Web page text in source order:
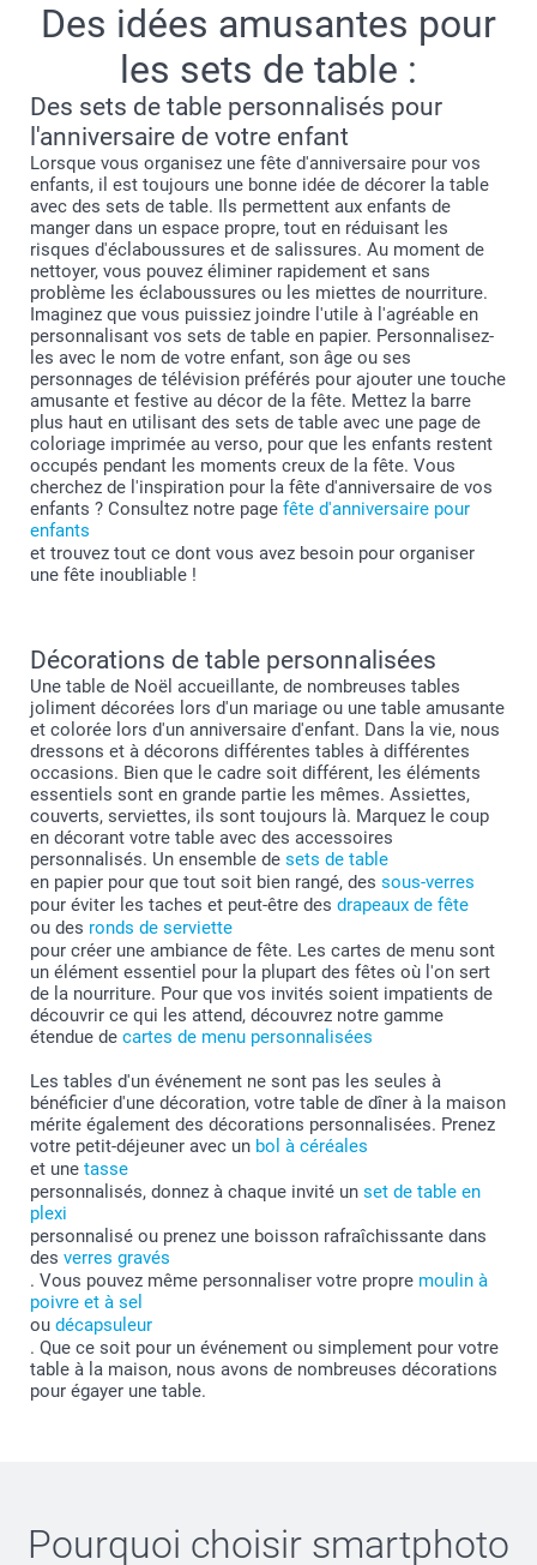
Des idées amusantes pour
les sets de table :
Des sets de table personnalisés pour
l'anniversaire de votre enfant
Lorsque vous organisez une fête d'anniversaire pour vos
enfants, il est toujours une bonne idée de décorer la table
avec des sets de table. Ils permettent aux enfants de
manger dans un espace propre, tout en réduisant les
risques d'éclaboussures et de salissures. Au moment de
nettoyer, vous pouvez éliminer rapidement et sans
problème les éclaboussures ou les miettes de nourriture.
Imaginez que vous puissiez joindre l'utile à l'agréable en
personnalisant vos sets de table en papier. Personnalisez-
les avec le nom de votre enfant, son âge ou ses
personnages de télévision préférés pour ajouter une touche
amusante et festive au décor de la fête. Mettez la barre
plus haut en utilisant des sets de table avec une page de
coloriage imprimée au verso, pour que les enfants restent
occupés pendant les moments creux de la fête. Vous
cherchez de l'inspiration pour la fête d'anniversaire de vos
enfants ? Consultez notre page fête d'anniversaire pour
enfants
et trouvez tout ce dont vous avez besoin pour organiser
une fête inoubliable !
Décorations de table personnalisées
Une table de Noël accueillante, de nombreuses tables
joliment décorées lors d'un mariage ou une table amusante
et colorée lors d'un anniversaire d'enfant. Dans la vie, nous
dressons et à décorons différentes tables à différentes
occasions. Bien que le cadre soit différent, les éléments
essentiels sont en grande partie les mêmes. Assiettes,
couverts, serviettes, ils sont toujours là. Marquez le coup
en décorant votre table avec des accessoires
personnalisés. Un ensemble de sets de table
en papier pour que tout soit bien rangé, des sous-verres
pour éviter les taches et peut-être des drapeaux de fête
ou des ronds de serviette
pour créer une ambiance de fête. Les cartes de menu sont
un élément essentiel pour la plupart des fêtes où l'on sert
de la nourriture. Pour que vos invités soient impatients de
découvrir ce qui les attend, découvrez notre gamme
étendue de cartes de menu personnalisées
Les tables d'un événement ne sont pas les seules à
bénéficier d'une décoration, votre table de dîner à la maison
mérite également des décorations personnalisées. Prenez
votre petit-déjeuner avec un bol à céréales
et une tasse
personnalisés, donnez à chaque invité un set de table en
plexi
personnalisé ou prenez une boisson rafraîchissante dans
des verres gravés
. Vous pouvez même personnaliser votre propre moulin à
poivre et à sel
ou décapsuleur
. Que ce soit pour un événement ou simplement pour votre
table à la maison, nous avons de nombreuses décorations
pour égayer une table.
Pourquoi choisir smartphoto